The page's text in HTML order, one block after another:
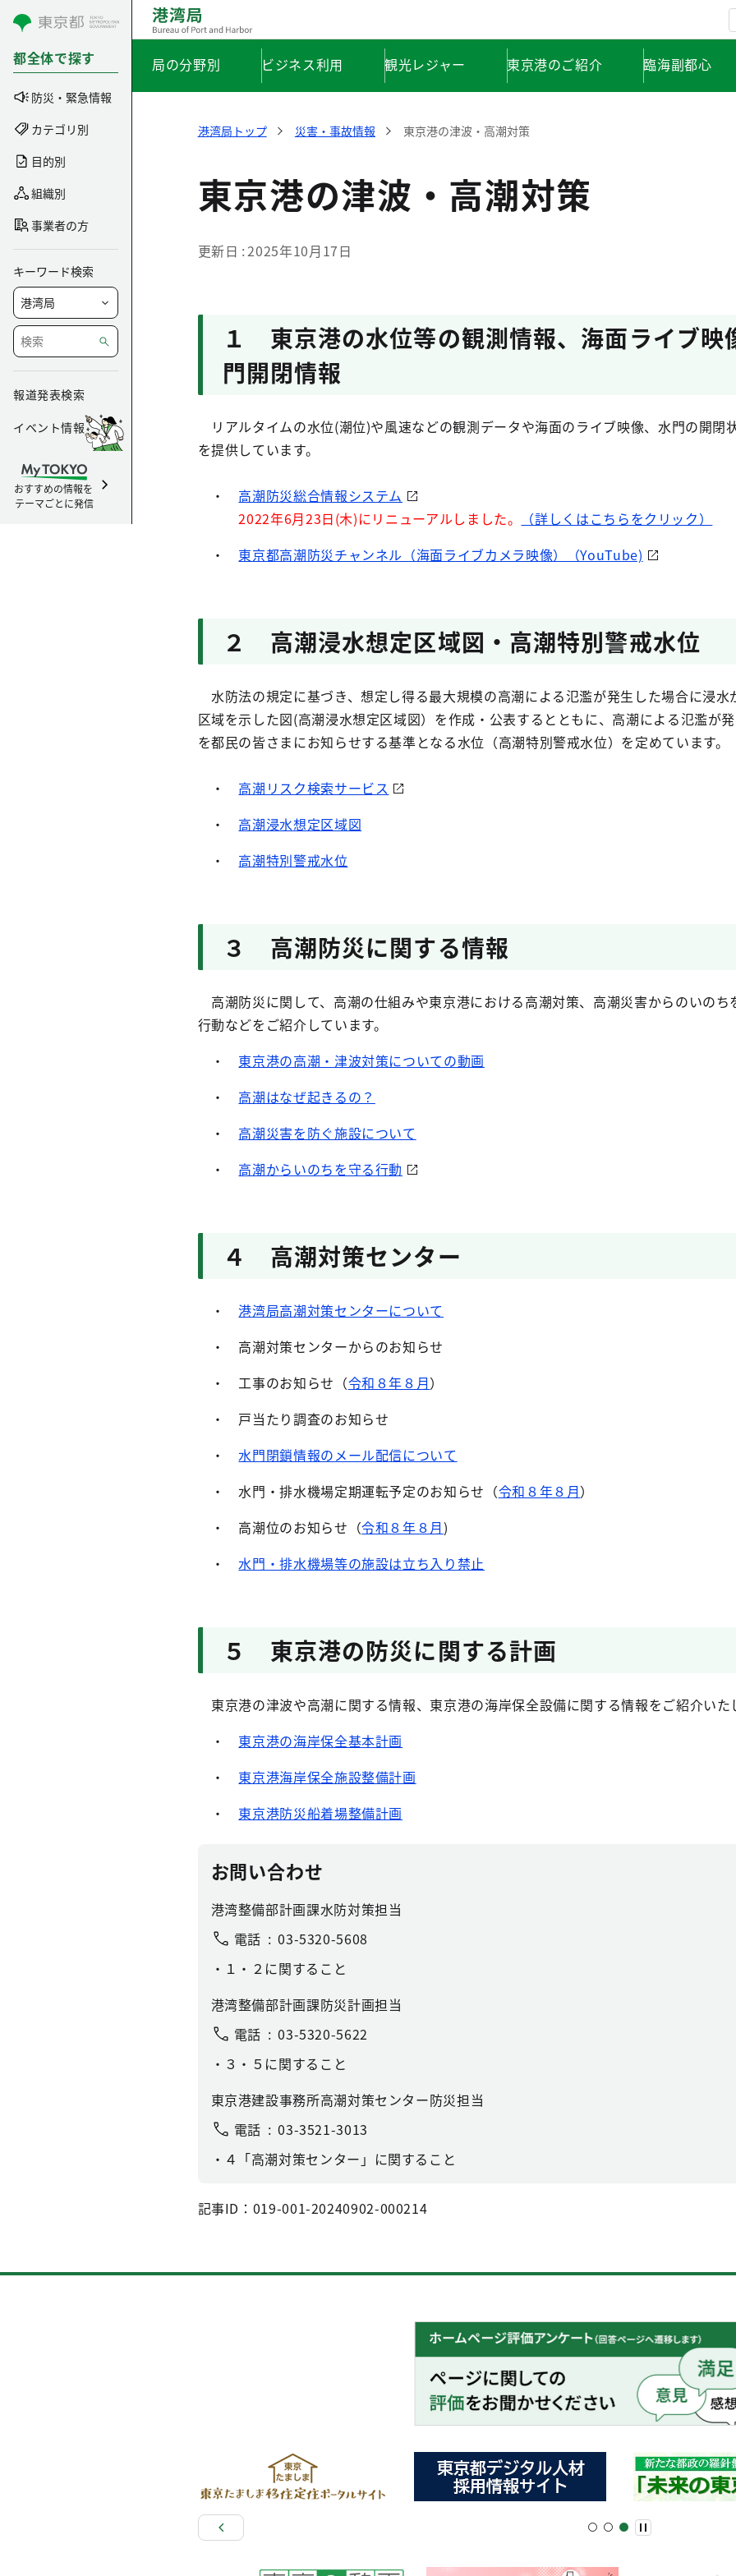
コンテンツにスキップ
都全体で探す
防災・緊急情報
カテゴリ別
目的別
組織別
事業者の方
キーワード検索
報道発表検索
イベント情報
おすすめの情報を
テーマごとに発信
局の分野別 ビジネス利用 観光レジャー 東京港のご紹介 臨海副都心
港湾局トップ 災害・事故情報 東京港の津波・高潮対策
東京港の津波・高潮対策
更新日 2025年10月17日
１ 東京港の水位等の観測情報、海面ライブ映
門開閉情報
リアルタイムの水位(潮位)や風速などの観測データや海面のライブ映像、水門の開閉
を提供しています。
・ 高潮防災総合情報システム
2022年6月23日(木)にリニューアルしました。
（詳しくはこちらをクリック）
・ 東京都高潮防災チャンネル（海面ライブカメラ映像）（YouTube)
２ 高潮浸水想定区域図・高潮特別警戒水位
水防法の規定に基づき、想定し得る最大規模の高潮による氾濫が発生した場合に浸水
区域を示した図(高潮浸水想定区域図）を作成・公表するとともに、高潮による氾濫が
を都民の皆さまにお知らせする基準となる水位（高潮特別警戒水位）を定めています。
・ 高潮リスク検索サービス
・ 高潮浸水想定区域図
・ 高潮特別警戒水位
３ 高潮防災に関する情報
高潮防災に関して、高潮の仕組みや東京港における高潮対策、高潮災害からのいのち
行動などをご紹介しています。
・ 東京港の高潮・津波対策についての動画
・ 高潮はなぜ起きるの？
・ 高潮災害を防ぐ施設について
・ 高潮からいのちを守る行動
４ 高潮対策センター
・港湾局高潮対策センターについて
・ 高潮対策センターからのお知らせ
・ 工事のお知らせ（令和８年８月）
・ 戸当たり調査のお知らせ
・水門閉鎖情報のメール配信について
・ 水門・排水機場定期運転予定のお知らせ（令和８年８月）
・ 高潮位のお知らせ（令和８年８月)
・水門・排水機場等の施設は立ち入り禁止
５ 東京港の防災に関する計画
東京港の津波や高潮に関する情報、東京港の海岸保全設備に関する情報をご紹介いた
・ 東京港の海岸保全基本計画
・ 東京港海岸保全施設整備計画
・ 東京港防災船着場整備計画
お問い合わせ
港湾整備部計画課水防対策担当
電話
03-5320-5608
１・２に関すること
港湾整備部計画課防災計画担当
電話
03-5320-5622
３・５に関すること
東京港建設事務所高潮対策センター防災担当
電話
03-3521-3013
４「高潮対策センター」に関すること
記事ID：019-001-20240902-000214